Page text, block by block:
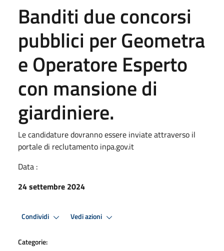
Banditi due concorsi
pubblici per Geometra
e Operatore Esperto
con mansione di
giardiniere.
Le candidature dovranno essere inviate attraverso il
portale di reclutamento inpa.gov.it
Data :
24 settembre 2024
Condividi Vedi azioni
Categorie: